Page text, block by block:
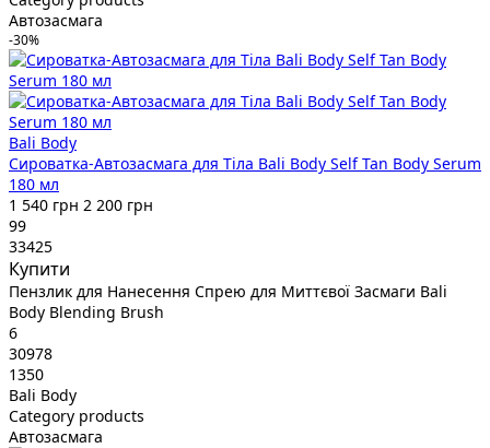
Автозасмага
-30%
Bali Body
Сироватка-Автозасмага для Тіла Bali Body Self Tan Body Serum
180 мл
1 540 грн 2 200 грн
99
33425
Купити
Пензлик для Нанесення Спрею для Миттєвої Засмаги Bali
Body Blending Brush
6
30978
1350
Bali Body
Category products
Автозасмага